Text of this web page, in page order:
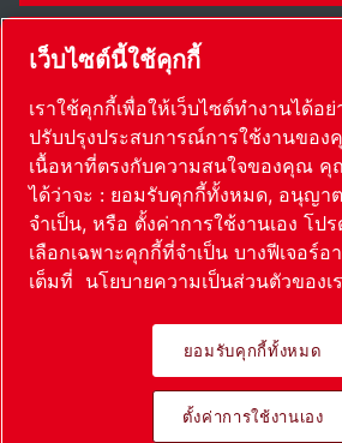
แผนผังเว็บไซต์ตั้งค่าการใช้งานเอง ©
Thailand / TH
ผลิตภัณฑ์ที่เป็นน
เว็บไซต์นี้ใช้คุกกี้
เราใช้คุกกี้เพื่อให้เว็บไซต์ทำงานได้อย่
ปรับปรุงประสบการณ์การใช้งานของ
เนื้อหาที่ตรงกับความสนใจของคุณ คุ
ได้ว่าจะ : ยอมรับคุกกี้ทั้งหมด, อนุญา
จำเป็น, หรือ ตั้งค่าการใช้งานเอง โป
เลือกเฉพาะคุกกี้ที่จำเป็น บางฟีเจอร์อ
เต็มที่ นโยบายความเป็นส่วนตัวของเ
ยอมรับคุกกี้ทั้งหมด
ตั้งค่าการใช้งานเอง